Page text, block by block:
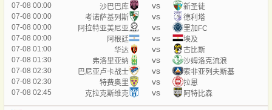
07-08 00:00 沙巴巴库 vs
新圣徒
07-08 00:00
考诺萨基列斯 vs
德利塔
07-08 00:00
阿拉特亚美尼亚 vs
里加FC
07-08 00:00
阿根廷 vs
埃及
07-08 01:00
华达 vs
古比斯
07-08 01:30
弗洛里亚纳 vs
沙姆洛克流浪
07-08 02:30
巴尼亚卢卡战士 vs
索非亚列夫斯基
07-08 02:30
特费奥里 vs
拉恩
07-08 02:45
克拉克斯维克 vs 阿特比森